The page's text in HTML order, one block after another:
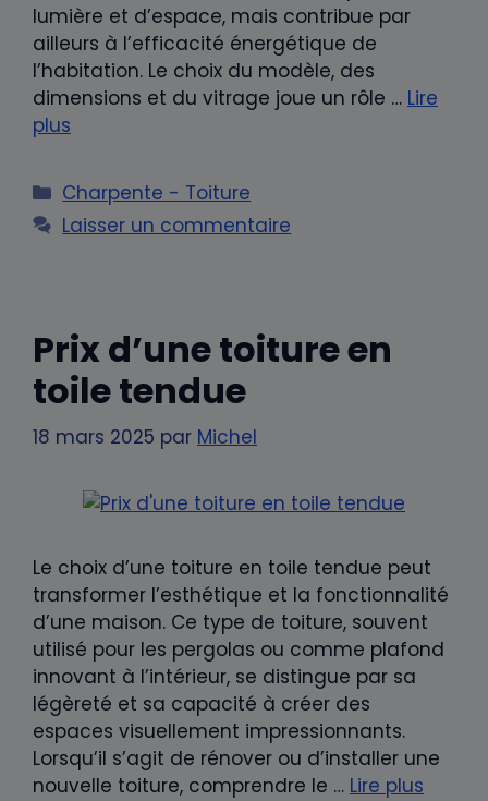
lumière et d’espace, mais contribue par
ailleurs à l’efficacité énergétique de
l’habitation. Le choix du modèle, des
dimensions et du vitrage joue un rôle … Lire
plus
Catégories
Charpente - Toiture
Laisser un commentaire
Prix d’une toiture en
toile tendue
18 mars 2025 par Michel
Le choix d’une toiture en toile tendue peut
transformer l’esthétique et la fonctionnalité
d’une maison. Ce type de toiture, souvent
utilisé pour les pergolas ou comme plafond
innovant à l’intérieur, se distingue par sa
légèreté et sa capacité à créer des
espaces visuellement impressionnants.
Lorsqu’il s’agit de rénover ou d’installer une
nouvelle toiture, comprendre le … Lire plus